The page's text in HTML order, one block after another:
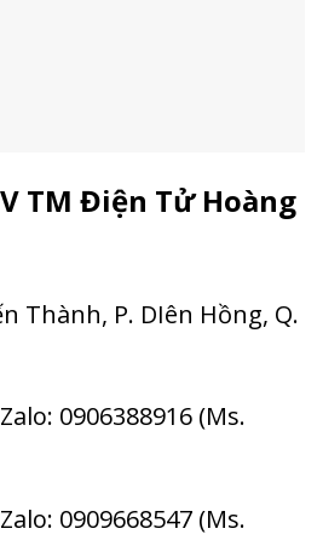
TM Điện Tử Hoàng
Thành, P. DIên Hồng, Q.
0906388916 (Ms.
0909668547 (Ms.